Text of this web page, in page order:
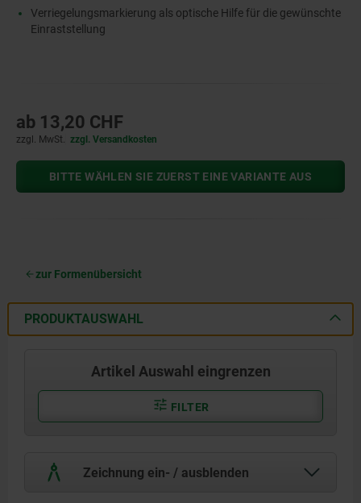
Verriegelungsmarkierung als optische Hilfe für die gewünschte
Einraststellung
ab 13,20 CHF
zzgl. MwSt. zzgl. Versandkosten
BITTE WÄHLEN SIE ZUERST EINE VARIANTE AUS
zur Formenübersicht
PRODUKTAUSWAHL
Artikel Auswahl eingrenzen
FILTER
Zeichnung ein- / ausblenden